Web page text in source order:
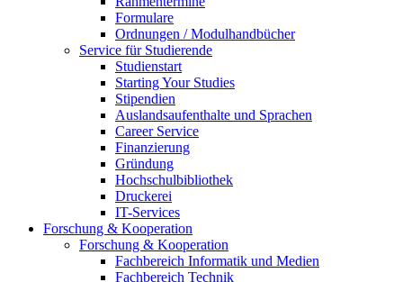
Formulare
Ordnungen / Modulhandbücher
Service für Studierende
Studienstart
Starting Your Studies
Stipendien
Auslandsaufenthalte und Sprachen
Career Service
Finanzierung
Gründung
Hochschulbibliothek
Druckerei
IT-Services
Forschung & Kooperation
Forschung & Kooperation
Fachbereich Informatik und Medien
Fachbereich Technik